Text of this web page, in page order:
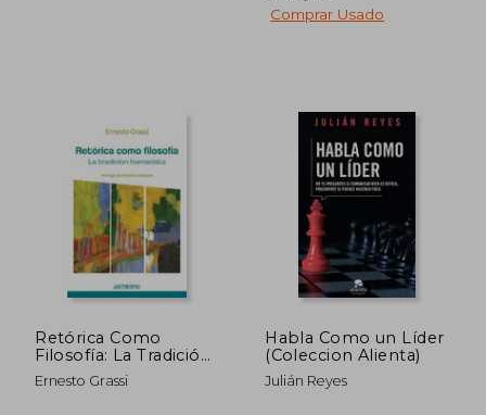
Comprar Usado
Retórica Como
Filosofía: La Tradición
Humanista
Ernesto Grassi
Habla Como un Líder
(Coleccion Alienta)
Julián Reyes